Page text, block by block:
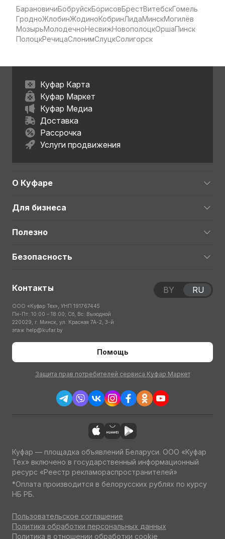
БарановичиБобруйскБорисовБрестВитебскГомель
ГродноЖлобинЖодиноКобринЛидаМинскМогилёв
МозырьМолодечноНесвижНовополоцкОршаПинск
ПолоцкРечицаСлонимСлуцкСолигорск
Куфар Карта
Куфар Маркет
Куфар Медиа
Доставка
Рассрочка
Услуги продвижения
О Куфаре
Для бизнеса
Полезно
Безопасность
Контакты
ООО «Куфар Тех», УНП 191767445
Пн-Пт: 10:00 – 18:00; Сб, Вс: Выходной
220029, г. Минск, ул. Красная 7А-2, 3-й
этаж help@kufar.by
Помощь
Защита прав потребителей сервиса Куфар Маркет
BY RU
Куфар — площадка объявлений Беларуси. ООО «Куфар
Тех» включено в государственный информационный
ресурс «Реестр рекламораспространителей»
*Оплата производится в белорусских рублях по курсу
НБ РБ.
Пользовательское соглашение
Политика обработки персональных данных
Политика в отношении обработки cookie